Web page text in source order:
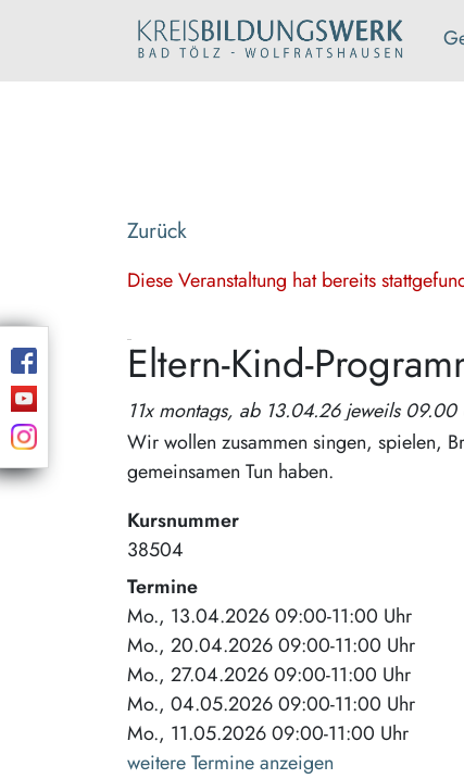
Zurück
Diese Veranstaltung hat bereits
Eltern-Kind-
11x montags, ab 13.04.26 jeweils
Wir wollen zusammen singen, spielen,
gemeinsamen Tun haben.
Kursnummer
38504
Termine
Mo., 13.04.2026 09:00-11:00 Uhr
Mo., 20.04.2026 09:00-11:00 Uhr
Mo., 27.04.2026 09:00-11:00 Uhr
Mo., 04.05.2026 09:00-11:00 Uhr
Mo., 11.05.2026 09:00-11:00 Uhr
weitere Termine anzeigen